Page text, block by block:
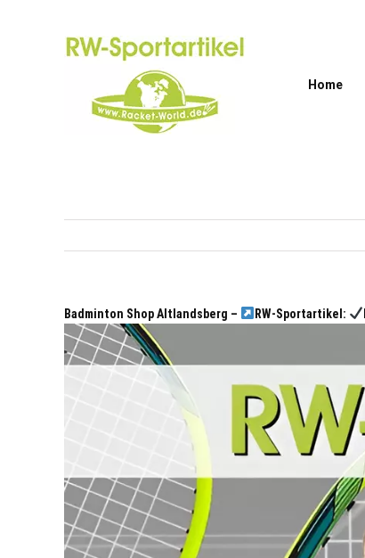
Home
Badminton Shop Altlandsberg – RW-Sportartikel: